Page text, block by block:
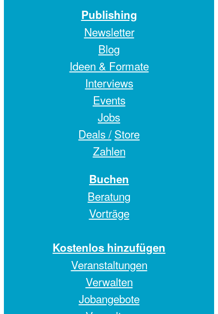
Publishing
Newsletter
Blog
Ideen & Formate
Interviews
Events
Jobs
Deals / Store
Zahlen
Buchen
Beratung
Vorträge
Kostenlos hinzufügen
Veranstaltungen
Verwalten
Jobangebote